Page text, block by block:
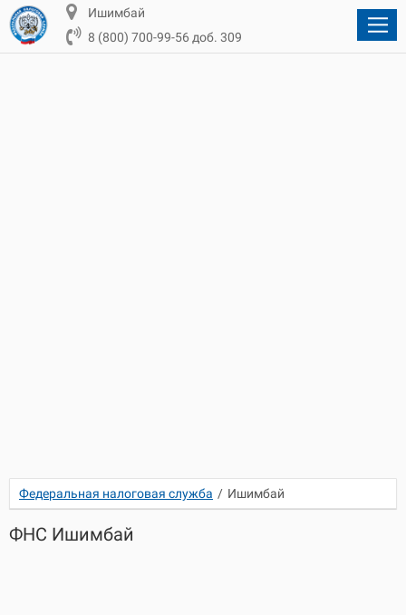
Ишимбай
8 (800) 700-99-56 доб. 309
Федеральная налоговая служба / Ишимбай
ФНС Ишимбай